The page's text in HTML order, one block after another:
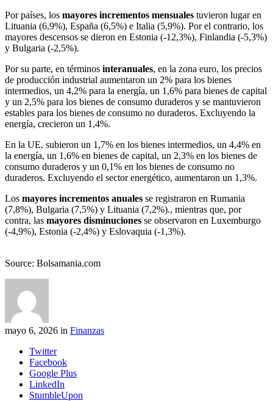
Por países, los mayores incrementos mensuales tuvieron lugar en
Lituania (6,9%), España (6,5%) e Italia (5,9%). Por el contrario, los
mayores descensos se dieron en Estonia (-12,3%), Finlandia (-5,3%)
y Bulgaria (-2,5%).
Por su parte, en términos interanuales, en la zona euro, los precios
de producción industrial aumentaron un 2% para los bienes
intermedios, un 4,2% para la energía, un 1,6% para bienes de capital
y un 2,5% para los bienes de consumo duraderos y se mantuvieron
estables para los bienes de consumo no duraderos. Excluyendo la
energía, crecieron un 1,4%.
En la UE, subieron un 1,7% en los bienes intermedios, un 4,4% en
la energía, un 1,6% en bienes de capital, un 2,3% en los bienes de
consumo duraderos y un 0,1% en los bienes de consumo no
duraderos. Excluyendo el sector energético, aumentaron un 1,3%.
Los mayores incrementos anuales se registraron en Rumania
(7,8%), Bulgaria (7,5%) y Lituania (7,2%)., mientras que, por
contra, las mayores disminuciones se observaron en Luxemburgo
(-4,9%), Estonia (-2,4%) y Eslovaquia (-1,3%).
Source: Bolsamania.com
mayo 6, 2026 in Finanzas
Twitter
Facebook
Google Plus
LinkedIn
StumbleUpon